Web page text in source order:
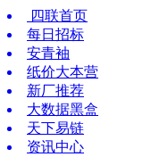
四联首页
每日招标
安青袖
纸价大本营
新厂推荐
大数据黑盒
天下易链
资讯中心